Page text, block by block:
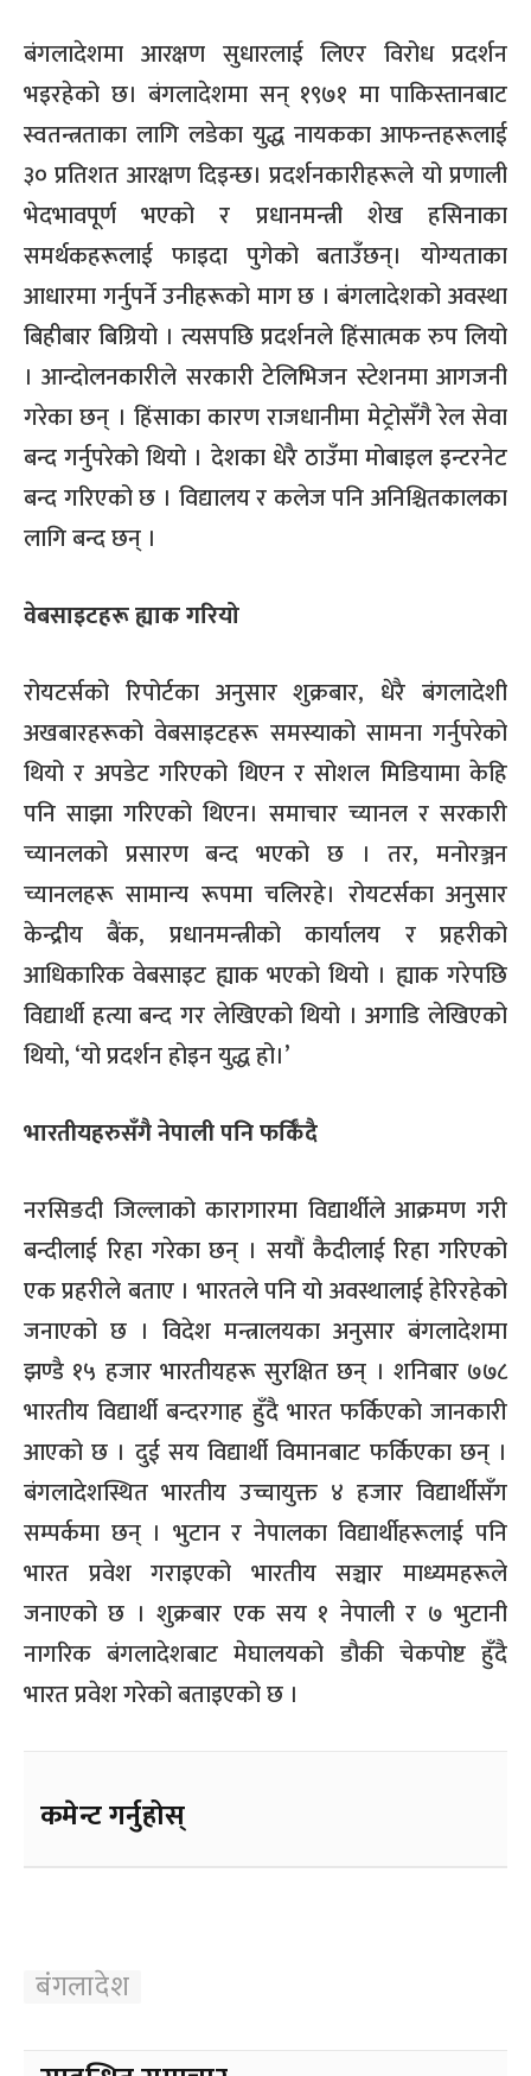
बंगलादेशमा आरक्षण सुधारलाई लिएर विरोध प्रदर्शन
भइरहेको छ। बंगलादेशमा सन् १९७१ मा पाकिस्तानबाट
स्वतन्त्रताका लागि लडेका युद्ध नायकका आफन्तहरूलाई
३० प्रतिशत आरक्षण दिइन्छ। प्रदर्शनकारीहरूले यो प्रणाली
भेदभावपूर्ण भएको र प्रधानमन्त्री शेख हसिनाका
समर्थकहरूलाई फाइदा पुगेको बताउँछन्। योग्यताका
आधारमा गर्नुपर्ने उनीहरूको माग छ । बंगलादेशको अवस्था
बिहीबार बिग्रियो । त्यसपछि प्रदर्शनले हिंसात्मक रुप लियो
। आन्दोलनकारीले सरकारी टेलिभिजन स्टेशनमा आगजनी
गरेका छन् । हिंसाका कारण राजधानीमा मेट्रोसँगै रेल सेवा
बन्द गर्नुपरेको थियो । देशका धेरै ठाउँमा मोबाइल इन्टरनेट
बन्द गरिएको छ । विद्यालय र कलेज पनि अनिश्चितकालका
लागि बन्द छन् ।
वेबसाइटहरू ह्याक गरियो
रोयटर्सको रिपोर्टका अनुसार शुक्रबार, धेरै बंगलादेशी
अखबारहरूको वेबसाइटहरू समस्याको सामना गर्नुपरेको
थियो र अपडेट गरिएको थिएन र सोशल मिडियामा केहि
पनि साझा गरिएको थिएन। समाचार च्यानल र सरकारी
च्यानलको प्रसारण बन्द भएको छ । तर, मनोरञ्जन
च्यानलहरू सामान्य रूपमा चलिरहे। रोयटर्सका अनुसार
केन्द्रीय बैंक, प्रधानमन्त्रीको कार्यालय र प्रहरीको
आधिकारिक वेबसाइट ह्याक भएको थियो । ह्याक गरेपछि
विद्यार्थी हत्या बन्द गर लेखिएको थियो । अगाडि लेखिएको
थियो, ‘यो प्रदर्शन होइन युद्ध हो।’
भारतीयहरुसँगै नेपाली पनि फर्किँदै
नरसिङदी जिल्लाको कारागारमा विद्यार्थीले आक्रमण गरी
बन्दीलाई रिहा गरेका छन् । सयौं कैदीलाई रिहा गरिएको
एक प्रहरीले बताए । भारतले पनि यो अवस्थालाई हेरिरहेको
जनाएको छ । विदेश मन्त्रालयका अनुसार बंगलादेशमा
झण्डै १५ हजार भारतीयहरू सुरक्षित छन् । शनिबार ७७८
भारतीय विद्यार्थी बन्दरगाह हुँदै भारत फर्किएको जानकारी
आएको छ । दुई सय विद्यार्थी विमानबाट फर्किएका छन् ।
बंगलादेशस्थित भारतीय उच्चायुक्त ४ हजार विद्यार्थीसँग
सम्पर्कमा छन् । भुटान र नेपालका विद्यार्थीहरूलाई पनि
भारत प्रवेश गराइएको भारतीय सञ्चार माध्यमहरूले
जनाएको छ । शुक्रबार एक सय १ नेपाली र ७ भुटानी
नागरिक बंगलादेशबाट मेघालयको डौकी चेकपोष्ट हुँदै
भारत प्रवेश गरेको बताइएको छ ।
कमेन्ट गर्नुहोस्
बंगलादेश